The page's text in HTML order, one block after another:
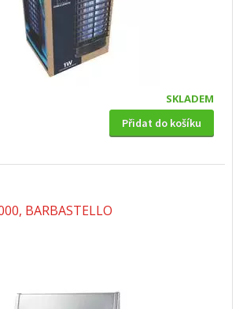
SKLADEM
Přidat do košíku
BARBASTELLO